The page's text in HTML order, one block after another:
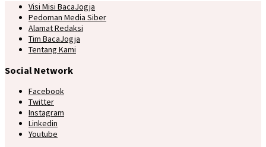
Visi Misi BacaJogja
Pedoman Media Siber
Alamat Redaksi
Tim BacaJogja
Tentang Kami
Social Network
Facebook
Twitter
Instagram
Linkedin
Youtube